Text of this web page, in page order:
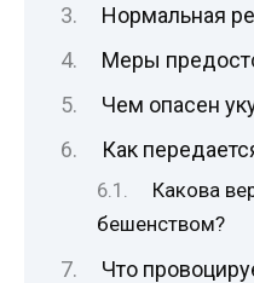
Нормальная
Меры
Чем опасен
Как
Какова
бешенством?
Что